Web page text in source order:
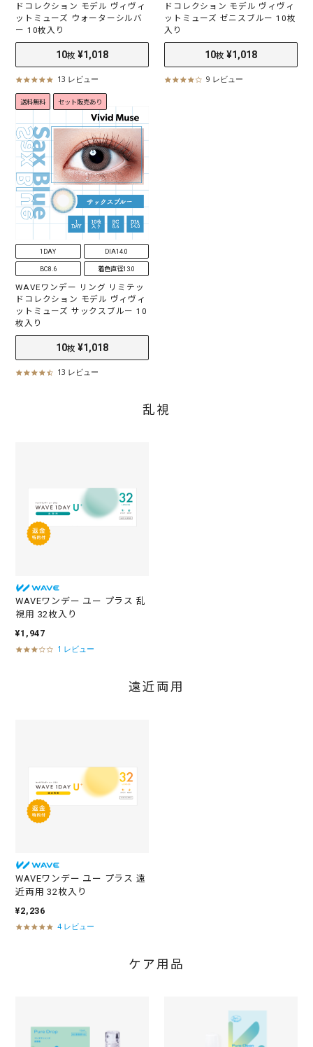
10枚¥1,018
ドコレクション モデル ヴィヴィ
ットミューズ ウォーターシルバ
ー 10枚入り
10枚 ¥1,018
.
t
r
a
t
i
n
g
13 レビュー
ドコレクション モデル ヴィヴィ
ットミューズ ゼニスブルー 10枚
入り
49 レビュー
送料無料 セット販売あり
1DAY DIA14.0
BC8.6 着色直径13.0
WAVEワンデー リング リミテッ
ドコレクション モデル ヴィヴィ
ットミューズ サックスブルー 10
枚入り
n
g
13 レビュー
乱視
WAVEワンデー ユー プラス 乱
視用 32枚入り
¥1,947
n
g
1 レビュー
遠近両用
WAVEワンデー ユー プラス 遠
近両用 32枚入り
¥2,236
4
t
4 レビュー
ケア用品